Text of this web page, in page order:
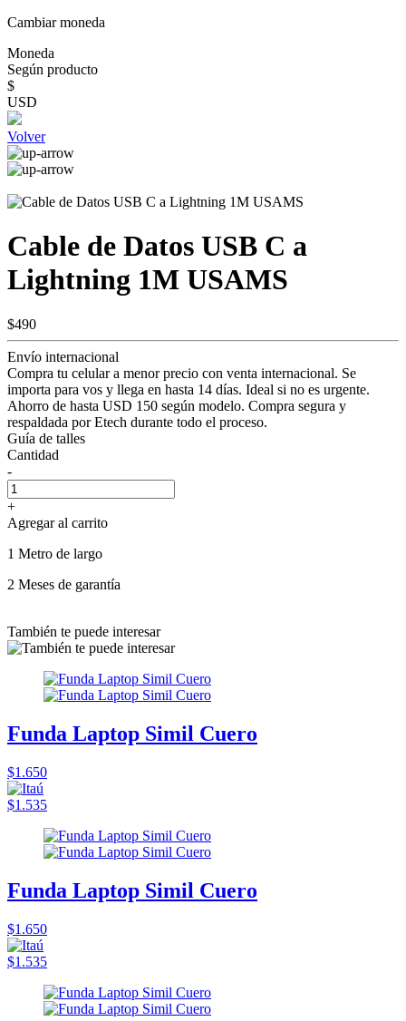
Cambiar moneda
Moneda
Según producto
$
USD
Volver
Cable de Datos USB C a
Lightning 1M USAMS
$490
Envío internacional
Compra tu celular a menor precio con venta internacional. Se
importa para vos y llega en hasta 14 días. Ideal si no es urgente.
Ahorro de hasta USD 150 según modelo. Compra segura y
respaldada por Etech durante todo el proceso.
Guía de talles
Cantidad
-
+
Agregar al carrito
1 Metro de largo
2 Meses de garantía
También te puede interesar
Funda Laptop Simil Cuero
$1.650
$1.535
Funda Laptop Simil Cuero
$1.650
$1.535